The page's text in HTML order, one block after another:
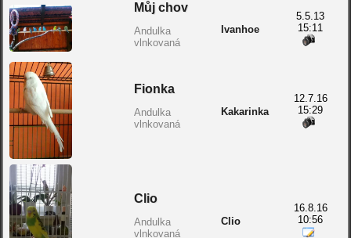
Můj chov
Andulka
vlnkovaná
Ivanhoe
5.5.13
15:11
Fionka
Andulka
vlnkovaná
Kakarinka
12.7.16
15:29
Clio
Andulka
vlnkovaná
Clio
16.8.16
10:56